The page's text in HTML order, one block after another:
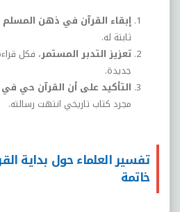
إبقاء القرآن في ذهن المسلم
ثابتة له.
تعزيز التدبر المستمر، فكل
جديدة.
التأكيد على أن القرآن حي
مجرد كتاب تاريخي انتهت رسالته.
تفسير العلماء حول بداية
خاتمة